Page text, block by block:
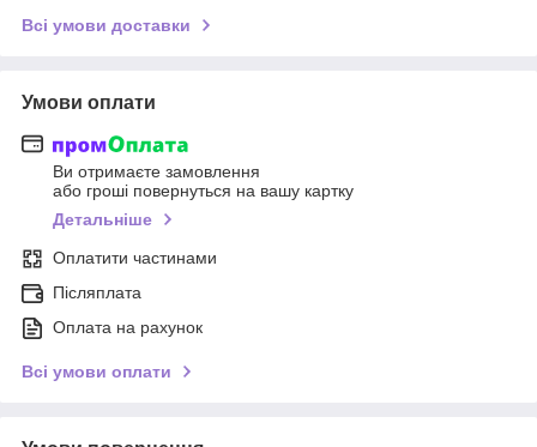
Всі умови доставки
Умови оплати
Ви отримаєте замовлення
або гроші повернуться на вашу картку
Детальніше
Оплатити частинами
Післяплата
Оплата на рахунок
Всі умови оплати